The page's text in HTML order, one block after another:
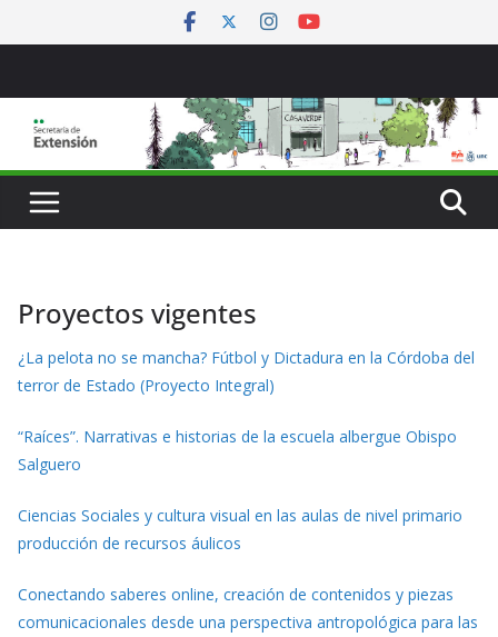
al
Proyectos vigentes
¿La pelota no se mancha? Fútbol y Dictadura en la Córdoba del
terror de Estado (Proyecto Integral)
“Raíces”. Narrativas e historias de la escuela albergue Obispo
Salguero
Ciencias Sociales y cultura visual en las aulas de nivel primario
producción de recursos áulicos
Conectando saberes online, creación de contenidos y piezas
comunicacionales desde una perspectiva antropológica para las